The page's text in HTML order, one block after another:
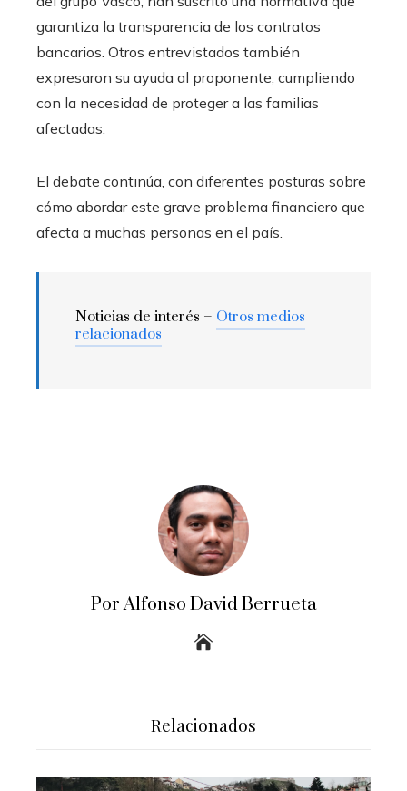
garantiza la transparencia de los contratos
bancarios. Otros entrevistados también
expresaron su ayuda al proponente, cumpliendo
con la necesidad de proteger a las familias
afectadas.
El debate continúa, con diferentes posturas sobre
cómo abordar este grave problema financiero que
afecta a muchas personas en el país.
Noticias de interés – Otros medios
relacionados
Por Alfonso David Berrueta
Relacionados